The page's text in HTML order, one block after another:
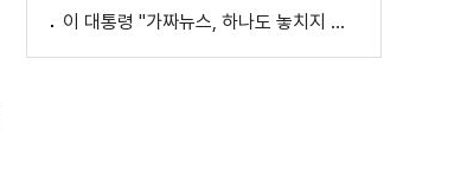
이 대통령 "가짜뉴스, 하나도 놓치지 말고 바로잡아야"